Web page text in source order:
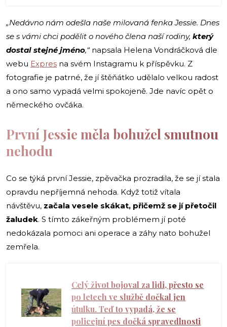
„Nedávno nám odešla naše milovaná fenka Jessie. Dnes
se s vámi chci podělit o nového člena naší rodiny, který
dostal stejné jméno,“ napsala Helena Vondráčková dle
webu Expres na svém Instagramu k příspěvku. Z
fotografie je patrné, že jí štěňátko udělalo velkou radost
a ono samo vypadá velmi spokojeně. Jde navíc opět o
německého ovčáka.
První Jessie měla bohužel smutnou
nehodu
Co se týká první Jessie, zpěvačka prozradila, že se jí stala
opravdu nepříjemná nehoda. Když totiž vítala
návštěvu, začala vesele skákat, přičemž se jí přetočil
žaludek. S tímto zákeřným problémem jí poté
nedokázala pomoci ani operace a záhy nato bohužel
zemřela.
Celý život bojoval za lidi, přesto se
po letech ve službě dočkal jen
útulku. Teď to vypadá, že se
policejní pes dočká spravedlnosti